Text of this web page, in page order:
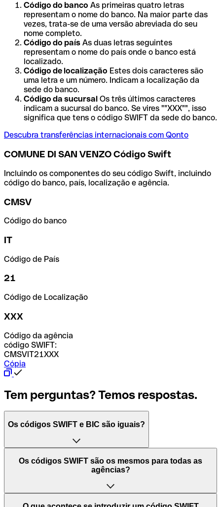
Código do banco As primeiras quatro letras
representam o nome do banco. Na maior parte das
vezes, trata-se de uma versão abreviada do seu
nome completo.
Código do país As duas letras seguintes
representam o nome do país onde o banco está
localizado.
Código de localização Estes dois caracteres são
uma letra e um número. Indicam a localização da
sede do banco.
Código da sucursal Os três últimos caracteres
indicam a sucursal do banco. Se vires ""XXX"", isso
significa que tens o código SWIFT da sede do banco.
Descubra transferências internacionais com Qonto
COMUNE DI SAN VENZO Código Swift
Incluindo os componentes do seu código Swift, incluindo
código do banco, país, localização e agência.
CMSV
Código do banco
IT
Código de País
21
Código de Localização
XXX
Código da agência
código SWIFT:
CMSVIT21XXX
Cópia
Tem perguntas? Temos respostas.
Os códigos SWIFT e BIC são iguais?
O acrónimo SWIFT significa "Society for Worldwide
Interbank Financial Telecommunication (Sociedade para
Mundiais)". Trata-se de uma rede mundial onde se
processam pagamentos entre países. Por outro lado, BIC
Os códigos SWIFT são os mesmos para todas as
agências?